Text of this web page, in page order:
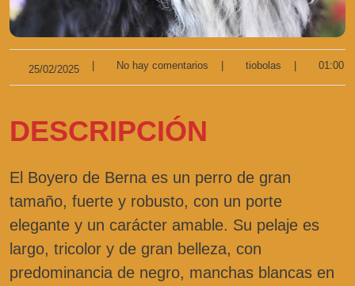
25/02/2025 No hay comentarios tiobolas 01:00
DESCRIPCIÓN
El Boyero de Berna es un perro de gran
tamaño, fuerte y robusto, con un porte
elegante y un carácter amable. Su pelaje es
largo, tricolor y de gran belleza, con
predominancia de negro, manchas blancas en